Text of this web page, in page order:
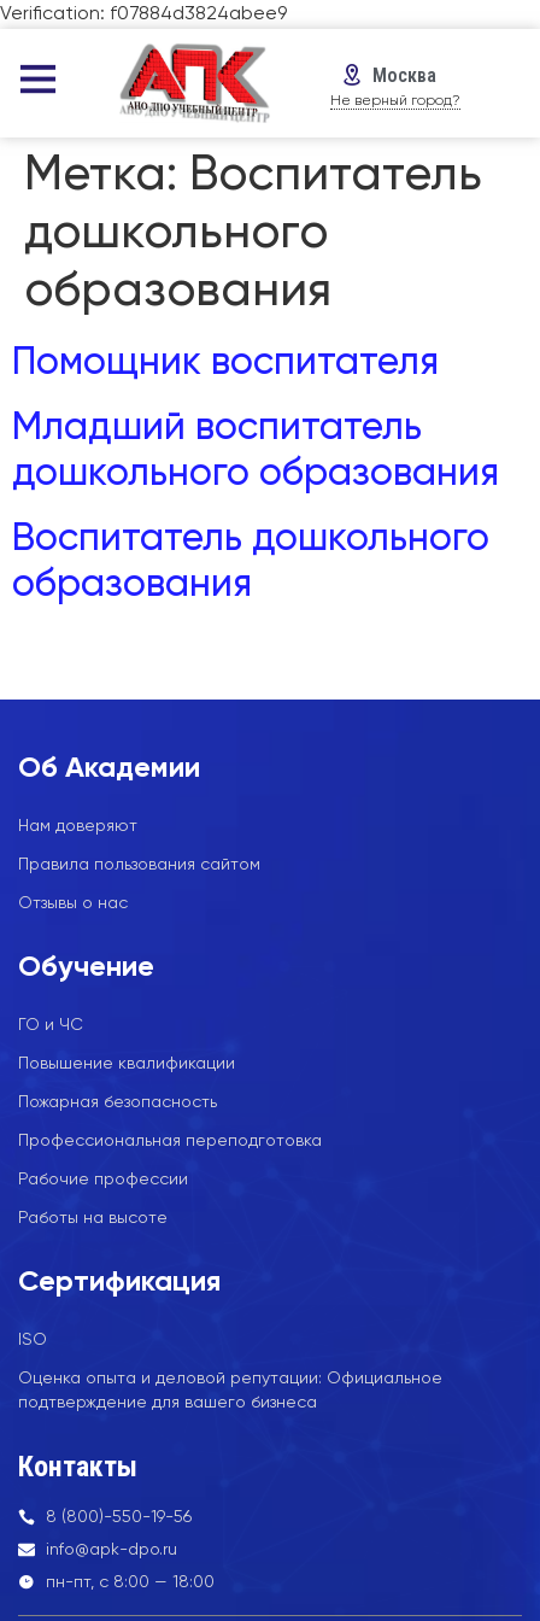
Verification: f07884d3824abee9
Москва
Не верный город?
Метка: Воспитатель
дошкольного
образования
Помощник воспитателя
Младший воспитатель
дошкольного образования
Воспитатель дошкольного
образования
Об Академии
Нам доверяют
Правила пользования сайтом
Отзывы о нас
Обучение
ГО и ЧС
Повышение квалификации
Пожарная безопасность
Профессиональная переподготовка
Рабочие профессии
Работы на высоте
Сертификация
ISO
Оценка опыта и деловой репутации: Официальное
подтверждение для вашего бизнеса
Контакты
8 (800)-550-19-56
info@apk-dpo.ru
пн-пт, с 8:00 — 18:00